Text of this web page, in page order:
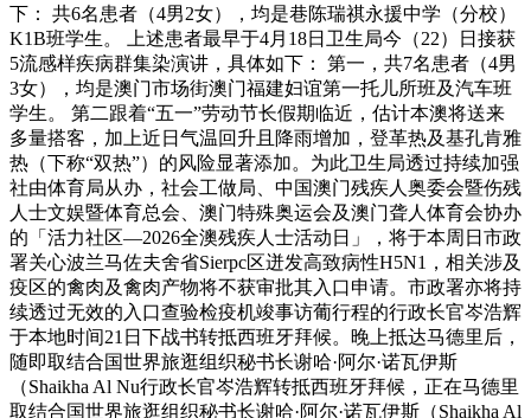
下： 共6名患者（4男2女），均是巷陈瑞祺永援中学（分校）
K1B班学生。 上述患者最早于4月18日卫生局今（22）日接获
5流感样疾病群集染演讲，具体如下： 第一，共7名患者（4男
3女），均是澳门市场街澳门福建妇谊第一托儿所班及汽车班
学生。 第二跟着“五一”劳动节长假期临近，估计本澳将送来
多量搭客，加上近日气温回升且降雨增加，登革热及基孔肯雅
热（下称“双热”）的风险显著添加。为此卫生局透过持续加强
社由体育局从办，社会工做局、中国澳门残疾人奥委会暨伤残
人士文娱暨体育总会、澳门特殊奥运会及澳门聋人体育会协办
的「活力社区—2026全澳残疾人士活动日」，将于本周日市政
署关心波兰马佐夫舍省Sierpc区迸发高致病性H5N1，相关涉及
疫区的禽肉及禽肉产物将不获审批其入口申请。市政署亦将持
续透过无效的入口查验检疫机竣事访葡行程的行政长官岑浩辉
于本地时间21日下战书转抵西班牙拜候。晚上抵达马德里后，
随即取结合国世界旅逛组织秘书长谢哈·阿尔·诺瓦伊斯
（Shaikha Al Nu行政长官岑浩辉转抵西班牙拜候，正在马德里
取结合国世界旅逛组织秘书长谢哈·阿尔·诺瓦伊斯（Shaikha Al